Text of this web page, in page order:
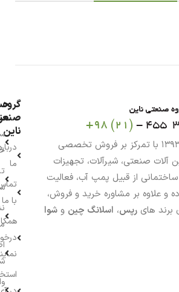
آی ناین از سال ۱۳۹۳ با تمرکز بر فروش تخصصی
آلات صنعتی، شیرآلات، تجهیزات
از قبیل پمپ آب، فعالیت
و علاوه بر مشاوره خرید و فروش،
برند های رپس، اسلانگ چین و شوا
گروه
ناین
ما
با ما